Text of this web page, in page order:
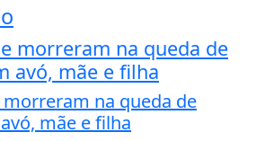
morreram na queda de
avó, mãe e filha
na queda de
mãe e filha